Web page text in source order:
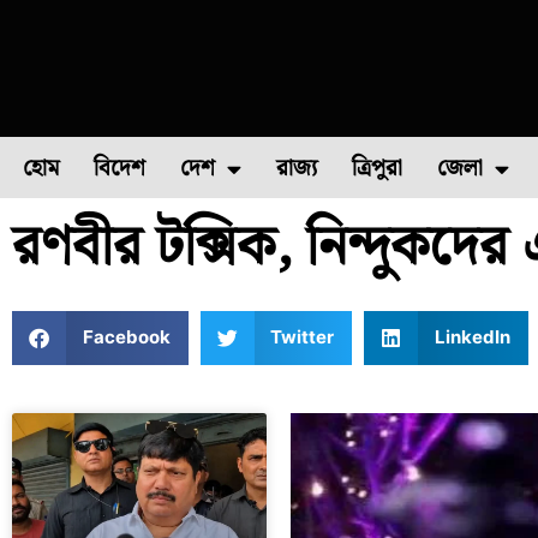
হোম বিদেশ দেশ
ফুল চাষ ফল চাষ মাছ চাষ পোল্ট্রি চাষ
রাজ্য ত্রিপুরা জেলা
উত্তর ২৪ পরগনা
রণবীর টক্সিক, নিন্দুকদের
Facebook Twitter LinkedIn